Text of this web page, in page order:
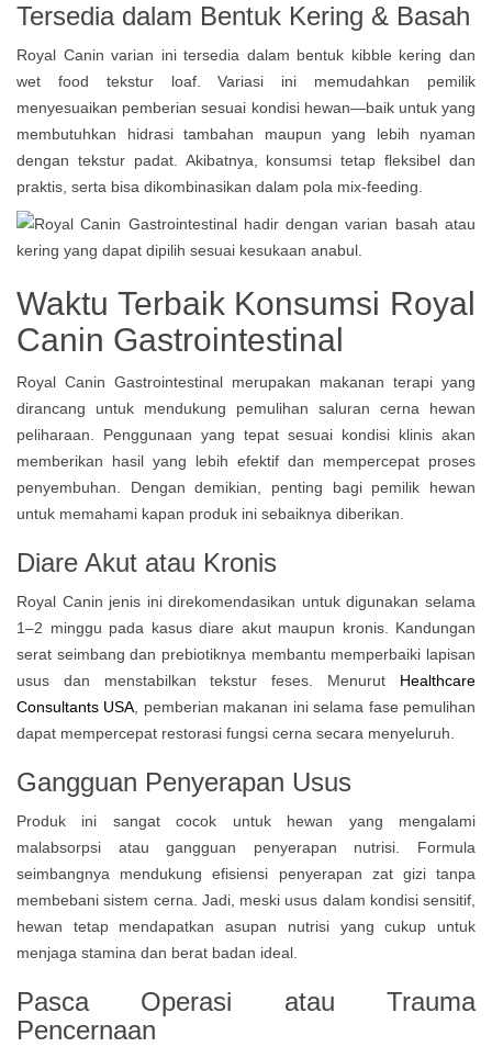
Tersedia dalam Bentuk Kering & Basah
Royal Canin varian ini tersedia dalam bentuk kibble kering dan
wet food tekstur loaf. Variasi ini memudahkan pemilik
menyesuaikan pemberian sesuai kondisi hewan—baik untuk yang
membutuhkan hidrasi tambahan maupun yang lebih nyaman
dengan tekstur padat. Akibatnya, konsumsi tetap fleksibel dan
praktis, serta bisa dikombinasikan dalam pola mix-feeding.
Waktu Terbaik Konsumsi Royal
Canin Gastrointestinal
Royal Canin Gastrointestinal merupakan makanan terapi yang
dirancang untuk mendukung pemulihan saluran cerna hewan
peliharaan. Penggunaan yang tepat sesuai kondisi klinis akan
memberikan hasil yang lebih efektif dan mempercepat proses
penyembuhan. Dengan demikian, penting bagi pemilik hewan
untuk memahami kapan produk ini sebaiknya diberikan.
Diare Akut atau Kronis
Royal Canin jenis ini direkomendasikan untuk digunakan selama
1–2 minggu pada kasus diare akut maupun kronis. Kandungan
serat seimbang dan prebiotiknya membantu memperbaiki lapisan
usus dan menstabilkan tekstur feses. Menurut
Healthcare
Consultants USA , pemberian makanan ini selama fase pemulihan
dapat mempercepat restorasi fungsi cerna secara menyeluruh.
Gangguan Penyerapan Usus
Produk ini sangat cocok untuk hewan yang mengalami
malabsorpsi atau gangguan penyerapan nutrisi. Formula
seimbangnya mendukung efisiensi penyerapan zat gizi tanpa
membebani sistem cerna. Jadi, meski usus dalam kondisi sensitif,
hewan tetap mendapatkan asupan nutrisi yang cukup untuk
menjaga stamina dan berat badan ideal.
Pasca Operasi atau Trauma
Pencernaan